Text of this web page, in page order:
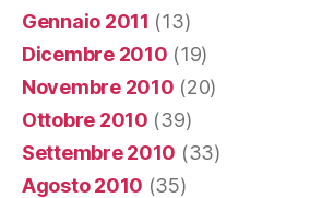
Gennaio 2011 (13)
Dicembre 2010 (19)
Novembre 2010 (20)
Ottobre 2010 (39)
Settembre 2010 (33)
Agosto 2010 (35)